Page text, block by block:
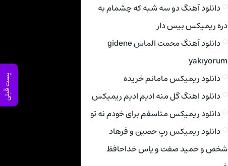
پست قبلی
دانلود آهنگ دو سه شبه که چشمام به
دره ریمیکس بیس دار
دانلود آهنگ محمت الماس gidene
yakıyorum
دانلود ریمیکس مامانم خریده
دانلود اهنگ گل منه ادیم ادیم ریمیکس
دانلود ریمیکس متاسفم برای خودم نه تو
دانلود ریمیکس رپ حصین و فرهاد
شخص و حمید صفت و یاس خداحافظ